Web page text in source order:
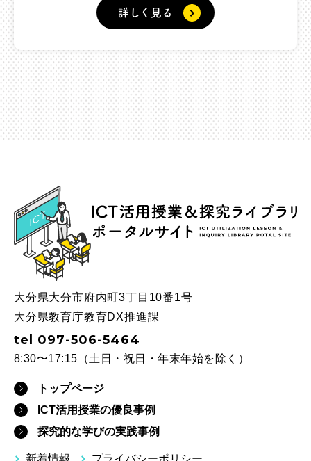
詳しく見る
ICT
大分県大分市府内町3丁目10番1号
大分県教育庁教育DX推進課
tel 097-506-5464
8:30〜17:15（土日・祝日・年末年始を除く）
トップページ
ICT活用授業の優良事例
探究的な学びの実践事例